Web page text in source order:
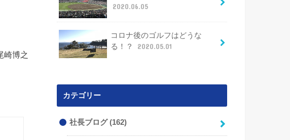
崎博之
2020.06.05
コロナ後のゴルフはどうな
る！？
2020.05.01
カテゴリー
社長ブログ(162)